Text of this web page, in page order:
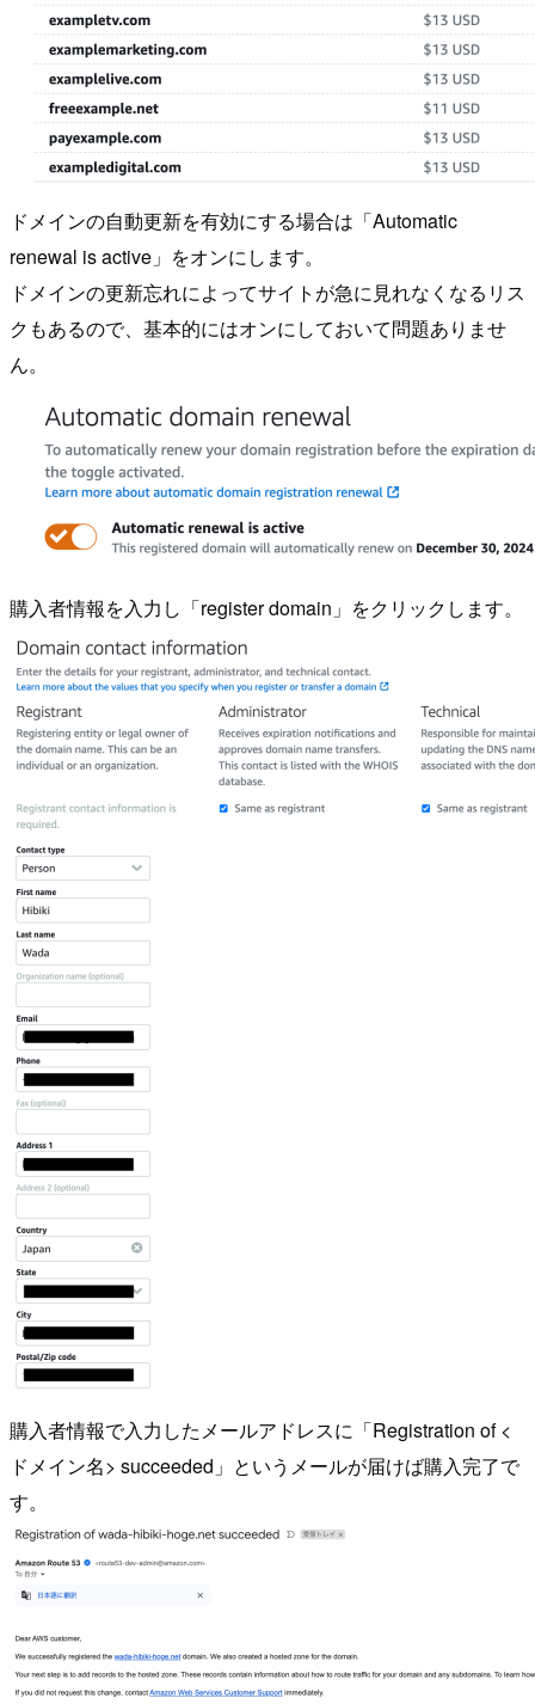
ドメインの自動更新を有効にする場合は「Automatic
renewal is active」をオンにします。
ドメインの更新忘れによってサイトが急に見れなくなるリス
クもあるので、基本的にはオンにしておいて問題ありませ
ん。
購入者情報を入力し「register domain」をクリックします。
購入者情報で入力したメールアドレスに「Registration of <
ドメイン名> succeeded」というメールが届けば購入完了で
す。